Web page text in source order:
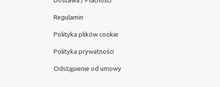
Regulamin
Polityka plików cookie
Polityka prywatności
Odstąpienie od umowy